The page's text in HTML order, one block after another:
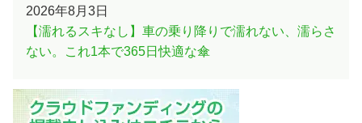
2026年8月3日
【濡れるスキなし】車の乗り降りで濡れない、濡らさ
ない。これ1本で365日快適な傘